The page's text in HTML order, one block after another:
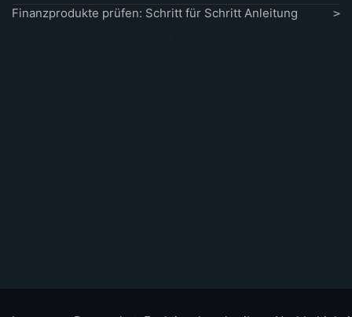
Finanzprodukte prüfen: Schritt für Schritt Anleitung